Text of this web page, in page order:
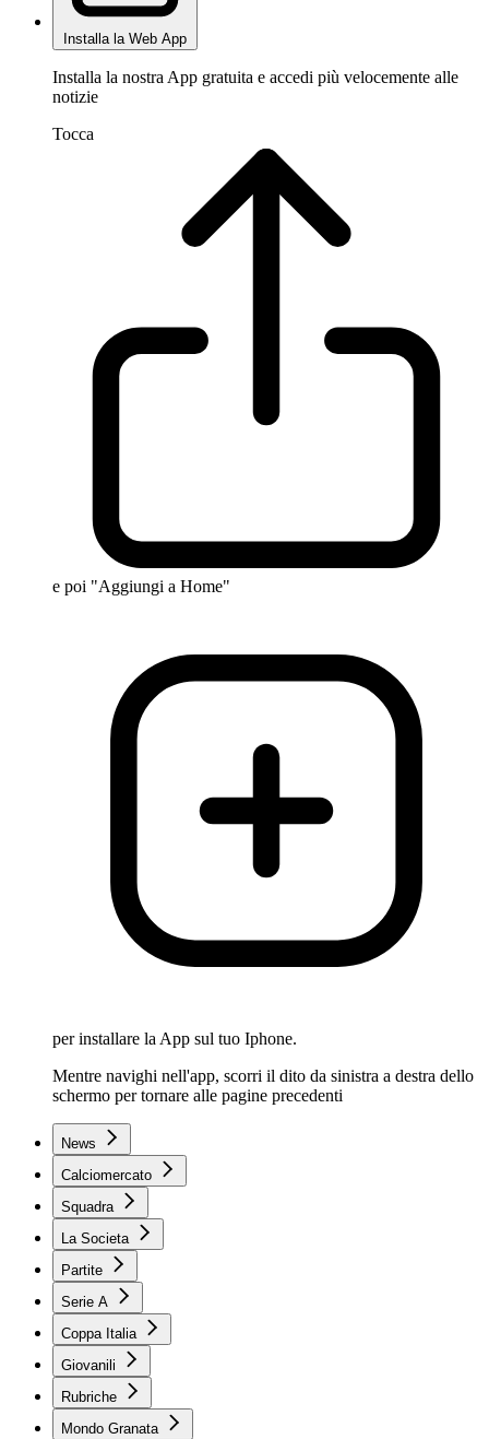
Installa la Web App
Installa la nostra App gratuita e accedi più velocemente alle
notizie
Tocca
e poi "Aggiungi a Home"
per installare la App sul tuo Iphone.
Mentre navighi nell'app, scorri il dito da sinistra a destra dello
schermo per tornare alle pagine precedenti
News
Calciomercato
Squadra
La Societa
Partite
Serie A
Coppa Italia
Giovanili
Rubriche
Mondo Granata